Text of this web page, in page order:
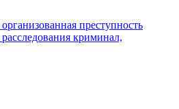
организованная преступность
расследования криминал,